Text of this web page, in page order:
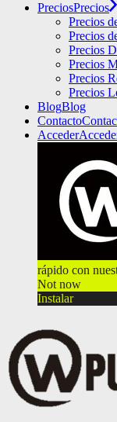
PreciosPrecios
Precios
Precios
Precios
Precios
Precios
Precios
BlogBlog
Contacto
Acceder
rápido con
Not now
Instalar